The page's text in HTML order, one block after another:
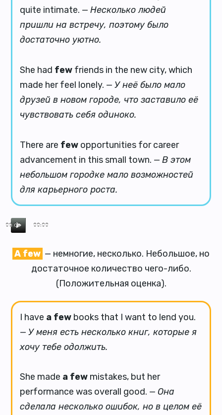
quite intimate. —Несколько людей
пришли на встречу, поэтому было
достаточно уютно.
She had few friends in the new city, which
made her feel lonely. —У неё было мало
друзей в новом городе, что заставило её
чувствовать себя одиноко.
There are few opportunities for career
advancement in this small town. —В этом
небольшом городке мало возможностей
для карьерного роста.
00:00
00:00
A few — немногие, несколько. Небольшое, но
достаточное количество чего-либо.
(Положительная оценка).
I have a few books that I want to lend you.
—У меня есть несколько книг, которые я
хочу тебе одолжить.
She made a few mistakes, but her
performance was overall good. —Она
сделала несколько ошибок, но в целом её